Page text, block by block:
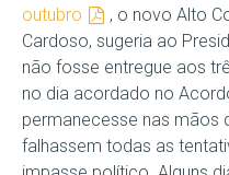
outubro
, o novo Alto
Cardoso, sugeria ao
não fosse entregue aos
no dia acordado no
permanecesse nas mãos
falhassem todas as